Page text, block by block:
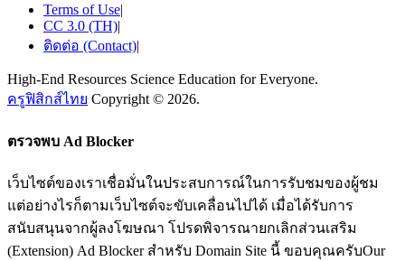
Terms of Use|
CC 3.0 (TH)|
ติดต่อ (Contact)|
High-End Resources Science Education for Everyone.
ครูฟิสิกส์ไทย Copyright © 2026.
ตรวจพบ Ad Blocker
เว็บไซต์ของเราเชื่อมั่นในประสบการณ์ในการรับชมของผู้ชม
แต่อย่างไรก็ตามเว็บไซต์จะขับเคลื่อนไปได้ เมื่อได้รับการ
สนับสนุนจากผู้ลงโฆษณา โปรดพิจารณายกเลิกส่วนเสริม
(Extension) Ad Blocker สำหรับ Domain Site นี้ ขอบคุณครับOur